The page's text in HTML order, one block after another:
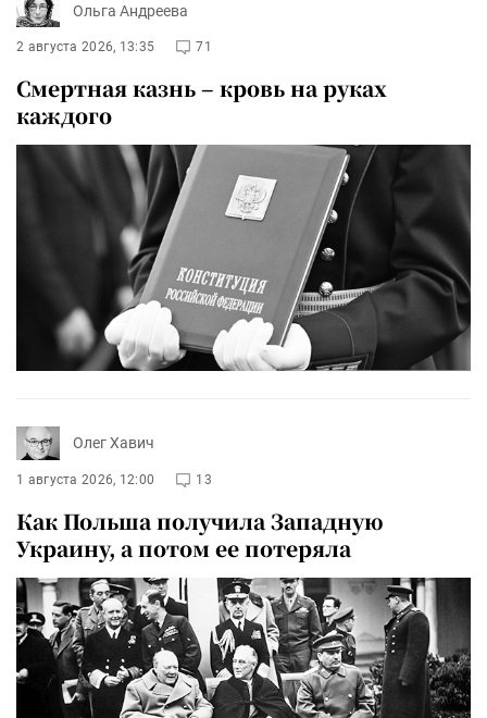
Ольга Андреева
2 августа 2026, 13:35 71
Смертная казнь – кровь на руках
каждого
Олег Хавич
1 августа 2026, 12:00 13
Как Польша получила Западную
Украину, а потом ее потеряла